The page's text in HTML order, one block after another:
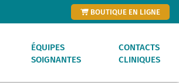
BOUTIQUE EN LIGNE
ÉQUIPES
SOIGNANTES
CONTACTS
CLINIQUES